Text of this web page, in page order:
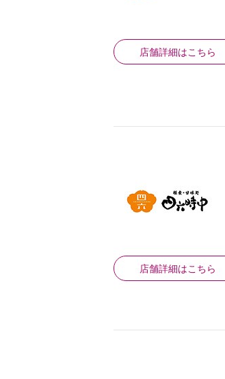
店舗詳細はこちら
店舗詳細はこちら